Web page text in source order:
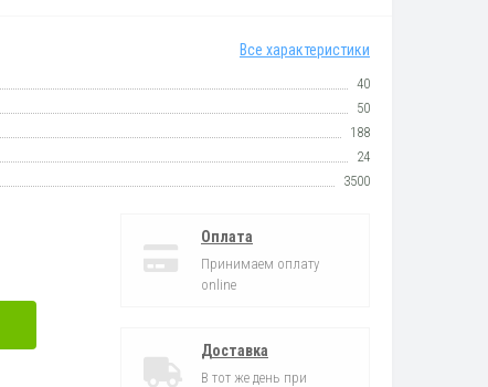
Все характеристики
40
50
188
24
3500
Оплата
Принимаем оплату
online
Доставка
В тот же день при